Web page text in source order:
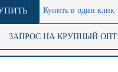
Купить в один клик
ЗАПРОС НА КРУПНЫЙ ОПТ